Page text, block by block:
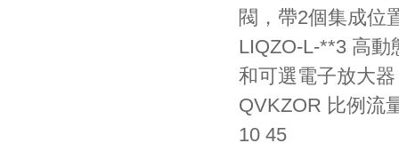
閥，帶2個集
LIQZO-L-**3 高動
和可選電子放大器
QVKZOR 比例流
10 45